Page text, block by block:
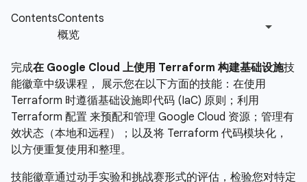
完成在 Google Cloud 上使用 Terraform 构建基础设施技
能徽章中级课程， 展示您在以下方面的技能：在使用
Terraform 时遵循基础设施即代码 (IaC) 原则；利用
Terraform 配置 来预配和管理 Google Cloud 资源；管理有
效状态（本地和远程）；以及将 Terraform 代码模块化，
以方便重复使用和整理。
技能徽章通过动手实验和挑战赛形式的评估，检验您对特定